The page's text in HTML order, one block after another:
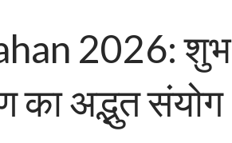
2026: शुभ
का अद्भुत संयोग